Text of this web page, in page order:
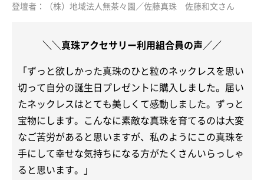
登壇者：（株）地域法人無茶々園／佐藤真珠 佐藤和文さん
＼＼真珠アクセサリー利用組合員の声／／
「ずっと欲しかった真珠のひと粒のネックレスを思い
切って自分の誕生日プレゼントに購入しました。届い
たネックレスはとても美しくて感動しました。ずっと
宝物にします。こんなに素敵な真珠を育てるのは大変
なご苦労があると思いますが、私のようにこの真珠を
手にして幸せな気持ちになる方がたくさんいらっしゃ
ると思います。」